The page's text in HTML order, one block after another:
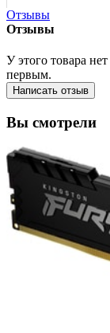
Отзывы
Отзывы
У этого товара
первым.
Написать отзыв
Вы смотрели